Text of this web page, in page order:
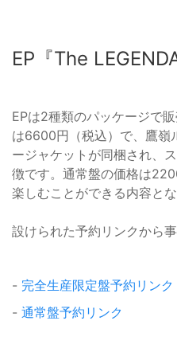
EP『The
EPは2種類のパッケージで
は6600円（税込）で、鷹嶺
ージャケットが同梱され、
徴です。通常盤の価格は
楽しむことができる内容とな
設けられた予約リンクから
- 完全生産限定盤予約リンク
- 通常盤予約リンク